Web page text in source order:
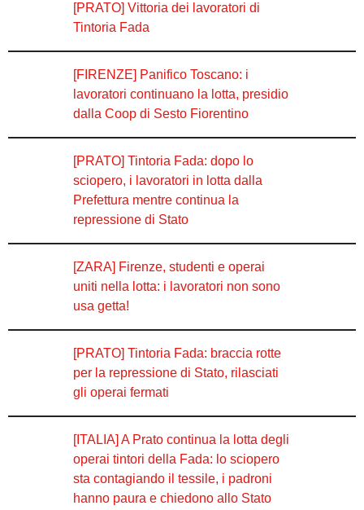
[PRATO] Vittoria dei lavoratori di
Tintoria Fada
[FIRENZE] Panifico Toscano: i
lavoratori continuano la lotta, presidio
dalla Coop di Sesto Fiorentino
[PRATO] Tintoria Fada: dopo lo
sciopero, i lavoratori in lotta dalla
Prefettura mentre continua la
repressione di Stato
[ZARA] Firenze, studenti e operai
uniti nella lotta: i lavoratori non sono
usa getta!
[PRATO] Tintoria Fada: braccia rotte
per la repressione di Stato, rilasciati
gli operai fermati
[ITALIA] A Prato continua la lotta degli
operai tintori della Fada: lo sciopero
sta contagiando il tessile, i padroni
hanno paura e chiedono allo Stato